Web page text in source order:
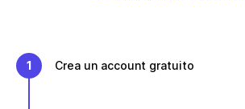
1 Crea un account gratuito